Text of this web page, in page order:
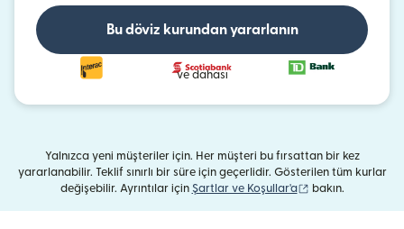
Bu döviz kurundan yararlanın
ve dahası
Yalnızca yeni müşteriler için. Her müşteri bu fırsattan bir kez
yararlanabilir. Teklif sınırlı bir süre için geçerlidir. Gösterilen tüm kurlar
değişebilir. Ayrıntılar için Şartlar ve Koşullar'a (yeni pencerede
bakın.